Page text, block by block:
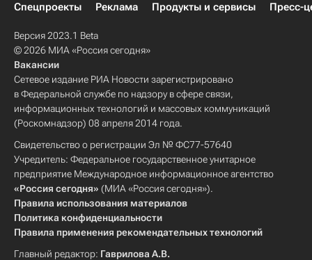
Спецпроекты
Реклама Продукты и сервисы Пресс-
Версия 2023.1 Beta
© 2026 МИА «Россия сегодня»
Вакансии
Сетевое издание РИА Новости зарегистрировано
в Федеральной службе по надзору в сфере связи,
информационных технологий и массовых коммуникаций
(Роскомнадзор) 08 апреля 2014 года.
Свидетельство о регистрации Эл № ФС77-57640
Учредитель: Федеральное государственное унитарное
предприятие Международное информационное агентство
«Россия сегодня» (МИА «Россия сегодня»).
Правила использования материалов
Политика конфиденциальности
Правила применения рекомендательных технологий
Главный редактор: Гаврилова А.В.